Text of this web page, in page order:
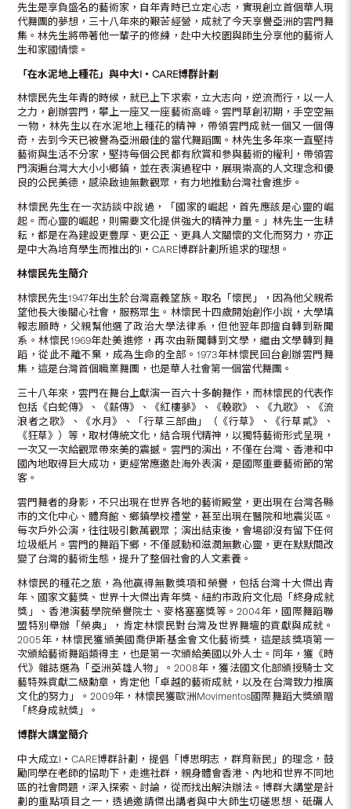
先生是享負盛名的藝術家，自年青時已立定心志，實現創立首個華人現
代舞團的夢想，三十八年來的艱苦經營，成就了今天享譽亞洲的雲門舞
集。林先生將帶著他一輩子的修練，赴中大校園與師生分享他的藝術人
生和家國情懷。
「在水泥地上種花」與中大I ‧CARE博群計劃
林懷民先生年青的時候，就已上下求索，立大志向，逆流而行，以一人
之力，創辦雲門，攀上一座又一座藝術高峰。雲門草創初期，手空空無
一物，林先生以在水泥地上種花的精神，帶領雲門成就一個又一個傳
奇，去到今天已被譽為亞洲最佳的當代舞蹈團。林先生多年來一直堅持
藝術與生活不分家，堅持每個公民都有欣賞和參與藝術的權利，帶領雲
門演遍台灣大大小小鄉鎮，並在表演過程中，展現崇高的人文理念和優
良的公民美德，感染啟迪無數觀眾，有力地推動台灣社會進步。
林懷民先生在一次訪談中說過，「國家的崛起，首先應該是心靈的崛
起。而心靈的崛起，則需要文化提供強大的精神力量。」林先生一生耕
耘，都是在為建設更豐厚、更公正、更具人文關懷的文化而努力，亦正
是中大為培育學生而推出的I‧CARE博群計劃所追求的理想。
林懷民先生簡介
林懷民先生1947年出生於台灣嘉義望族。取名「懷民」，因為他父親希
望他長大後關心社會，服務眾生。林懷民十四歲開始創作小說，大學填
報志願時，父親幫他選了政治大學法律系，但他翌年即擅自轉到新聞
系。林懷民1969年赴美進修，再次由新聞轉到文學，繼由文學轉到舞
蹈，從此不離不棄，成為生命的全部。1973年林懷民回台創辦雲門舞
集，這是台灣首個職業舞團，也是華人社會第一個當代舞團。
三十八年來，雲門在舞台上獻演一百六十多齣舞作，而林懷民的代表作
包括《白蛇傳》、《薪傳》、《紅樓夢》、《輓歌》、《九歌》、《流
浪者之歌》、《水月》、「行草三部曲」（《行草》、《行草貳》、
《狂草》）等，取材傳統文化，結合現代精神，以獨特藝術形式呈現，
一次又一次給觀眾帶來美的震撼。雲門的演出，不僅在台灣、香港和中
國內地取得巨大成功，更經常應邀赴海外表演，是國際重要藝術節的常
客。
雲門舞者的身影，不只出現在世界各地的藝術殿堂，更出現在台灣各縣
市的文化中心、體育館、鄉鎮學校禮堂，甚至出現在醫院和地震災區。
每次戶外公演，往往吸引數萬觀眾；演出結束後，會場卻沒有留下任何
垃圾紙片。雲門的舞蹈下鄉，不僅感動和滋潤無數心靈，更在默默間改
變了台灣的藝術生態，提升了整個社會的人文素養。
林懷民的種花之旅，為他贏得無數獎項和榮譽，包括台灣十大傑出青
年、國家文藝獎、世界十大傑出青年獎、紐約市政府文化局「終身成就
獎」、香港演藝學院榮譽院士、麥格塞塞獎等。2004年，國際舞蹈聯
盟特別舉辦「榮典」，肯定林懷民對台灣及世界舞壇的貢獻與成就。
2005年，林懷民獲頒美國喬伊斯基金會文化藝術獎，這是該獎項第一
次頒給藝術舞蹈類得主，也是第一次頒給美國以外人士。同年，獲《時
代》雜誌選為「亞洲英雄人物」。2008年，獲法國文化部頒授騎士文
藝特殊貢獻二級勳章，肯定他「卓越的藝術成就，以及在台灣致力推廣
文化的努力」。2009年，林懷民獲歐洲Movimentos國際舞蹈大獎頒贈
「終身成就獎」。
博群大講堂簡介
中大成立I‧CARE博群計劃，提倡「博思明志，群育新民」的理念，鼓
勵同學在老師的協助下，走進社群，親身體會香港、內地和世界不同地
區的社會問題，深入探索、討論，從而找出解決辦法。博群大講堂是計
劃的重點項目之一，透過邀請傑出講者與中大師生切磋思想、砥礪人